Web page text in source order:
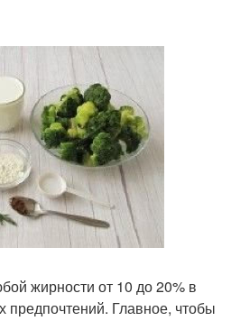
жирности от 10 до 20% в
предпочтений. Главное, чтобы